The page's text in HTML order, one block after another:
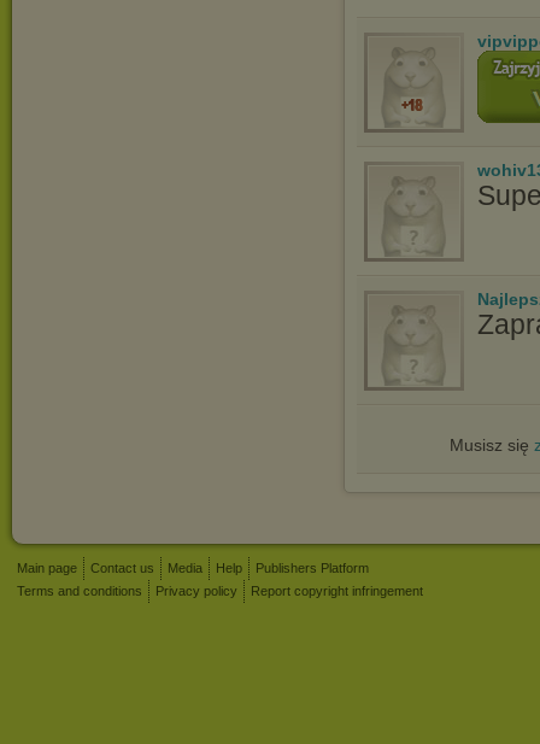
Musisz się
Main page Contact us Media Help
Publishers Platform
Terms and conditions
Privacy policy Report copyright infringement